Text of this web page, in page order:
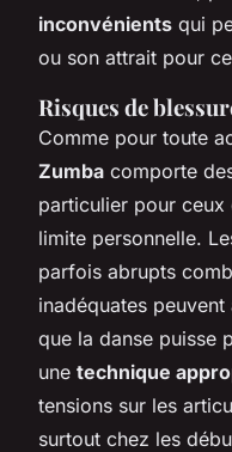
inconvénients qui
ou son attrait pour
Risques de
Comme pour toute
Zumba comporte
particulier pour ceux
limite personnelle.
parfois abrupts
inadéquates
que la danse puisse
une technique
tensions sur les
surtout chez les